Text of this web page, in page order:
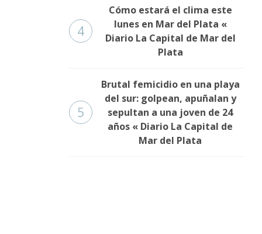
4
Cómo estará el clima este
lunes en Mar del Plata «
Diario La Capital de Mar del
Plata
5
Brutal femicidio en una playa
del sur: golpean, apuñalan y
sepultan a una joven de 24
años « Diario La Capital de
Mar del Plata